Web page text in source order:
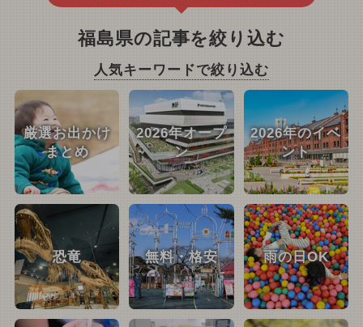
福島県の記事を絞り込む
人気キーワードで絞り込む
厳選お出かけ
まとめ
2026年オープ
ン
2026年のイベ
ント
恐竜 無料・格安 雨の日OK